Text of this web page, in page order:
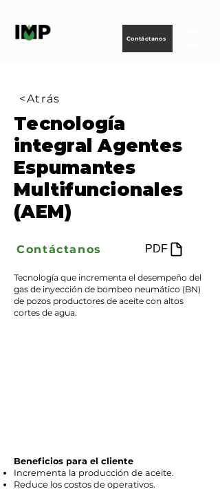
Contáctanos
<Atrás
Tecnología
integral Agentes
Espumantes
Multifuncionales
(AEM)
Contáctanos PDF
Tecnología que incrementa el desempeño del
gas de inyección de bombeo neumático (BN)
de pozos productores de aceite con altos
cortes de agua.
Beneficios para el cliente
Incrementa la producción de aceite.
Reduce los costos de operativos.